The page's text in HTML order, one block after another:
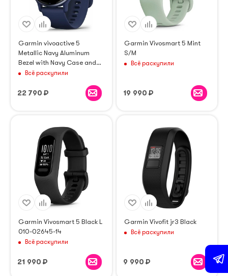
Garmin vivoactive 5
Metallic Navy Aluminum
Bezel with Navy Case and
Silicone Band 010-02862-
Всё раскупили
22 790 ₽
Garmin Vivosmart 5 Mint
S/M
Всё раскупили
19 990 ₽
Garmin Vivosmart 5 Black L
010-02645-14
Всё раскупили
21 990 ₽
Garmin Vivofit jr3 Black
Всё раскупили
9 990 ₽